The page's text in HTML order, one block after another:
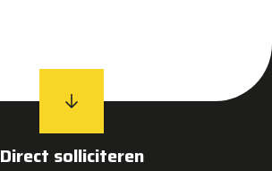
Direct solliciteren